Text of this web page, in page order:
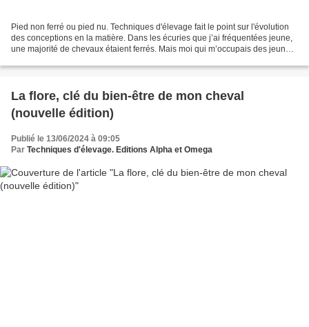
Pied non ferré ou pied nu. Techniques d'élevage fait le point sur l'évolution
des conceptions en la matière. Dans les écuries que j’ai fréquentées jeune,
une majorité de chevaux étaient ferrés. Mais moi qui m’occupais des jeunes,
La flore, clé du bien-être de mon cheval
(nouvelle édition)
Publié le 13/06/2024 à 09:05
Par Techniques d'élevage. Editions Alpha et Omega